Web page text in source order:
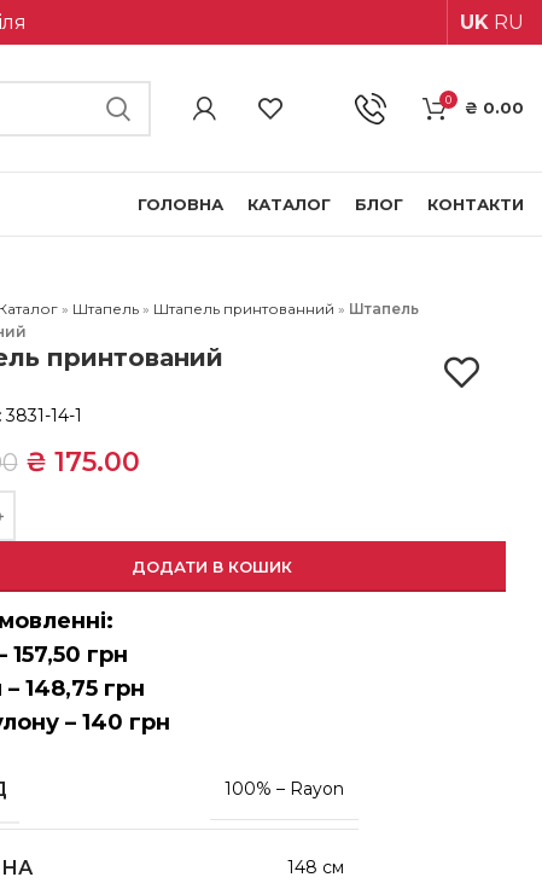
UK RU
0 ₴ 0.00
ГОЛОВНА КАТАЛОГ БЛОГ КОНТАКТИ
Каталог» Штапель» Штапель принтованний » Штапель
принтований
3831-14-1
₴ 175.00
ДОДАТИ В КОШИК
157,50 грн
– 148,75 грн
– 140 грн
100% – Rayon
148 см